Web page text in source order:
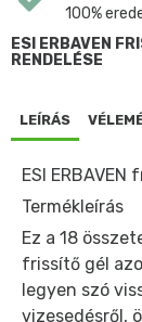
100%
ESI ERBAVEN
RENDELÉSE
LEÍRÁS
ESI
Termékleírás
Ez a 18
frissítő gél
legyen szó
vizesedésről,